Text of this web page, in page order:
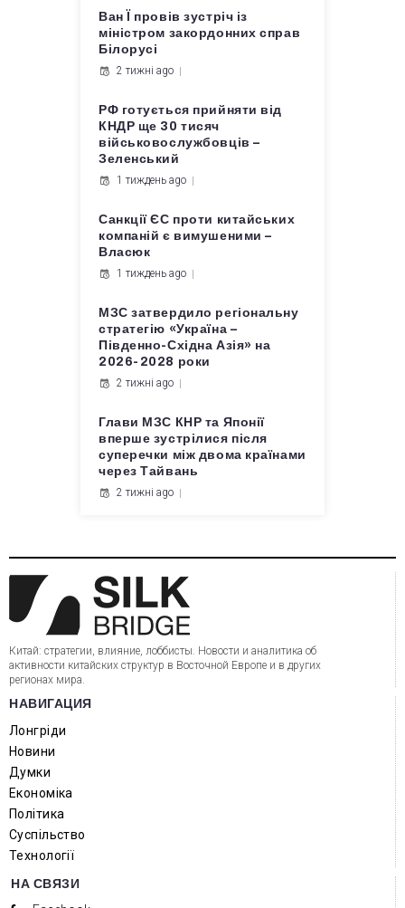
Ван Ї провів зустріч із
міністром закордонних справ
Білорусі
2 тижні ago
РФ готується прийняти від
КНДР ще 30 тисяч
військовослужбовців –
Зеленський
1 тиждень ago
Санкції ЄС проти китайських
компаній є вимушеними –
Власюк
1 тиждень ago
МЗС затвердило регіональну
стратегію «Україна –
Південно-Східна Азія» на
2026-2028 роки
2 тижні ago
Глави МЗС КНР та Японії
вперше зустрілися після
суперечки між двома країнами
через Тайвань
2 тижні ago
Китай: стратегии, влияние, лоббисты. Новости и аналитика об
активности китайских структур в Восточной Европе и в других
регионах мира.
НАВИГАЦИЯ
Лонгріди
Новини
Думки
Економіка
Політика
Суспільство
Технології
НА СВЯЗИ